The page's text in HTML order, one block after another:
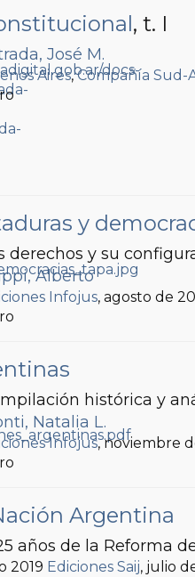
, t. I
José M.
Aires,Compañía Sud-
y
derechos y su
Alberto
Infojus, agosto de
histórica y
Natalia L.
Infojus, noviembre
Argentina
años de la Reforma
2019 Ediciones Saij, julio